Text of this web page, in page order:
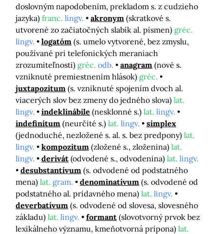
doslovným napodobením, prekladom s. z cudzieho
jazyka) franc. lingv. akronym (skratkové s.
utvorené zo začiatočných slabík al. písmen) gréc.
lingv.
logatóm (s. umelo vytvorené, bez zmyslu,
používané pri telefonických meraniach
zrozumiteľnosti) gréc. odb. anagram (nové s.
vzniknuté premiestnením hlások) gréc.
juxtapozitum (s. vzniknuté spojením dvoch al.
viacerých slov bez zmeny do jedného slova) lat.
lingv.
indeklinábile (nesklonné s.) lat. lingv.
indefinítum (neurčité s.) lat. lingv.
simplex
(jednoduché, nezložené s. al. s. bez predpony) lat.
lingv.
kompozitum (zložené s., zloženina) lat.
lingv.
derivát (odvodené s., odvodenina) lat. lingv.
desubstantívum (s. odvodené od podstatného
mena) lat. gram. denominatívum (s. odvodené od
podstatného al. prídavného mena) lat. lingv.
deverbatívum (s. odvodené od slovesa, slovesného
základu) lat. lingv. formant (slovotvorný prvok bez
lexikálneho významu, kmeňotvorná prípona) lat.